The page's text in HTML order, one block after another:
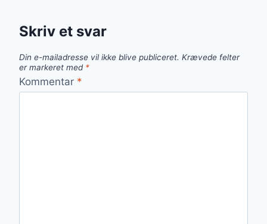
Skriv et svar
Din e-mailadresse vil ikke blive publiceret. Krævede felter
er markeret med *
Kommentar *